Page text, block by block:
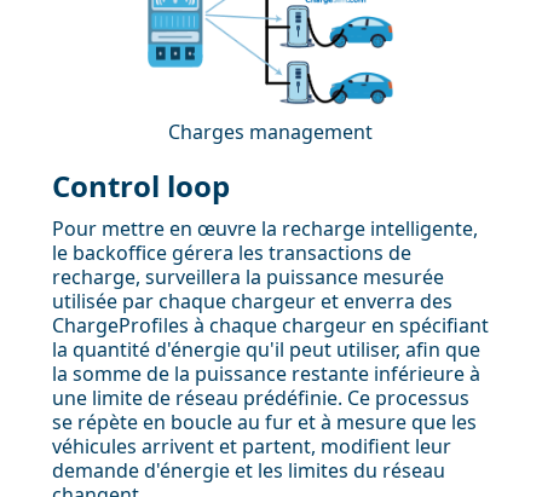
Charges management
Control loop
Pour mettre en œuvre la recharge intelligente,
le backoffice gérera les transactions de
recharge, surveillera la puissance mesurée
utilisée par chaque chargeur et enverra des
ChargeProfiles à chaque chargeur en spécifiant
la quantité d'énergie qu'il peut utiliser, afin que
la somme de la puissance restante inférieure à
une limite de réseau prédéfinie. Ce processus
se répète en boucle au fur et à mesure que les
véhicules arrivent et partent, modifient leur
demande d'énergie et les limites du réseau